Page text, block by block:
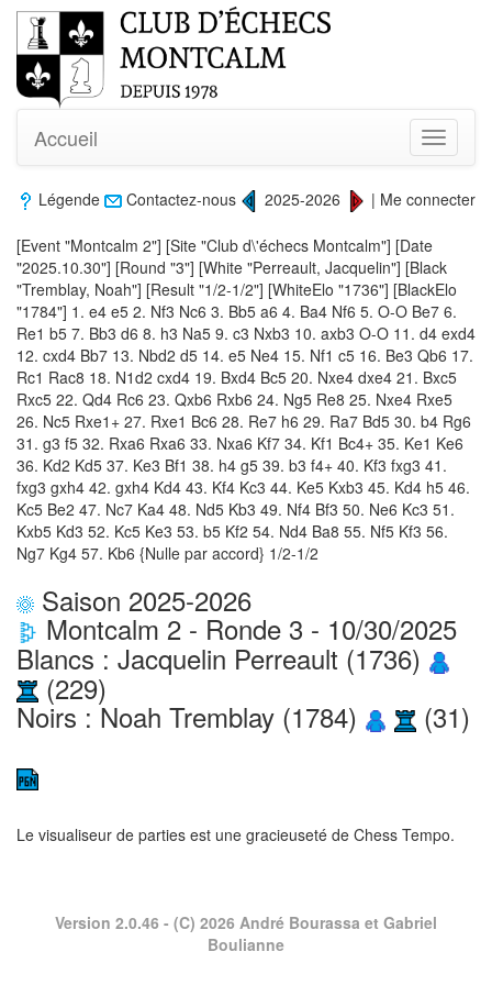
Toggle
Accueil
Légende Contactez-nous 2025-2026 | Me connecter
[Event "Montcalm 2"] [Site "Club d\'échecs Montcalm"] [Date
"2025.10.30"] [Round "3"] [White "Perreault, Jacquelin"] [Black
"Tremblay, Noah"] [Result "1/2-1/2"] [WhiteElo "1736"] [BlackElo
"1784"] 1. e4 e5 2. Nf3 Nc6 3. Bb5 a6 4. Ba4 Nf6 5. O-O Be7 6.
Re1 b5 7. Bb3 d6 8. h3 Na5 9. c3 Nxb3 10. axb3 O-O 11. d4 exd4
12. cxd4 Bb7 13. Nbd2 d5 14. e5 Ne4 15. Nf1 c5 16. Be3 Qb6 17.
Rc1 Rac8 18. N1d2 cxd4 19. Bxd4 Bc5 20. Nxe4 dxe4 21. Bxc5
Rxc5 22. Qd4 Rc6 23. Qxb6 Rxb6 24. Ng5 Re8 25. Nxe4 Rxe5
26. Nc5 Rxe1+ 27. Rxe1 Bc6 28. Re7 h6 29. Ra7 Bd5 30. b4 Rg6
31. g3 f5 32. Rxa6 Rxa6 33. Nxa6 Kf7 34. Kf1 Bc4+ 35. Ke1 Ke6
36. Kd2 Kd5 37. Ke3 Bf1 38. h4 g5 39. b3 f4+ 40. Kf3 fxg3 41.
fxg3 gxh4 42. gxh4 Kd4 43. Kf4 Kc3 44. Ke5 Kxb3 45. Kd4 h5 46.
Kc5 Be2 47. Nc7 Ka4 48. Nd5 Kb3 49. Nf4 Bf3 50. Ne6 Kc3 51.
Kxb5 Kd3 52. Kc5 Ke3 53. b5 Kf2 54. Nd4 Ba8 55. Nf5 Kf3 56.
Ng7 Kg4 57. Kb6 {Nulle par accord} 1/2-1/2
Saison 2025-2026
Montcalm 2 - Ronde 3 - 10/30/2025
Blancs : Jacquelin Perreault (1736)
(229)
Noirs : Noah Tremblay (1784) (31)
Le visualiseur de parties est une gracieuseté de Chess Tempo.
Version 2.0.46 - (C) 2026 André Bourassa et Gabriel
Boulianne